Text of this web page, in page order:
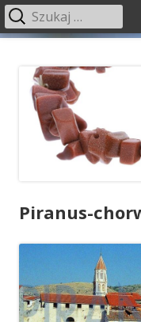
treści
Menu
Piranus-